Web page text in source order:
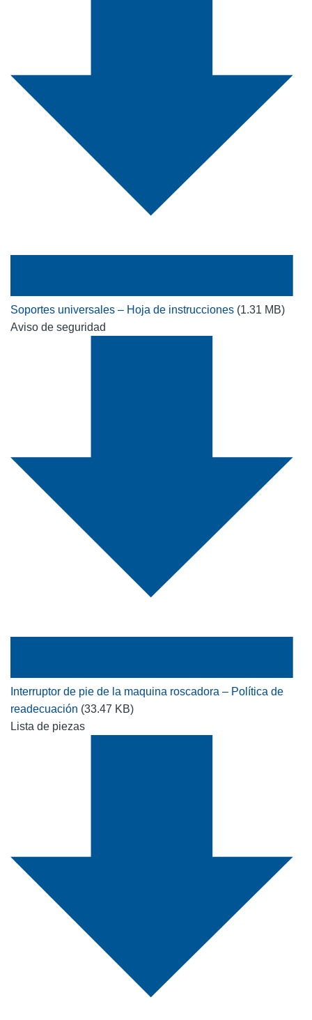
Soportes universales – Hoja de instrucciones (1.31 MB)
Aviso de seguridad
Interruptor de pie de la maquina roscadora – Política de
readecuación (33.47 KB)
Lista de piezas